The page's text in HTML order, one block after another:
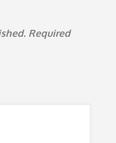
Required